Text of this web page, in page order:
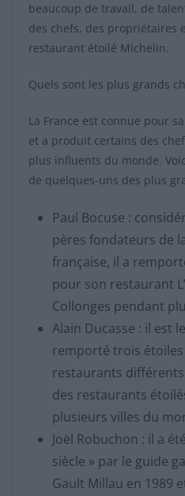
beaucoup de travail, de
des chefs, des propriétaires
restaurant étoilé Michelin.
Quels sont les plus grands
La France est connue pour
et a produit certains des
plus influents du monde.
de quelques-uns des plus
Paul Bocuse :
pères fondateurs de
française, il a
pour son restaurant
Collonges pendant
Alain Ducasse : il est
remporté trois
restaurants
des restaurants
plusieurs villes du
Joël Robuchon : il a
siècle » par le guide
Gault Millau en 1989